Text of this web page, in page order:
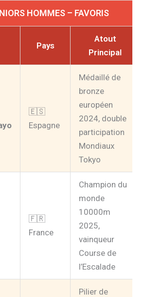
HOMMES – FAVORIS
Pays
Atout
Principal
🇪🇸
Espagne
Médaillé de
bronze
européen
2024, double
participation
Mondiaux
Tokyo
🇫🇷
France
Champion du
monde
10000m
2025,
vainqueur
Course de
l’Escalade
Pilier de